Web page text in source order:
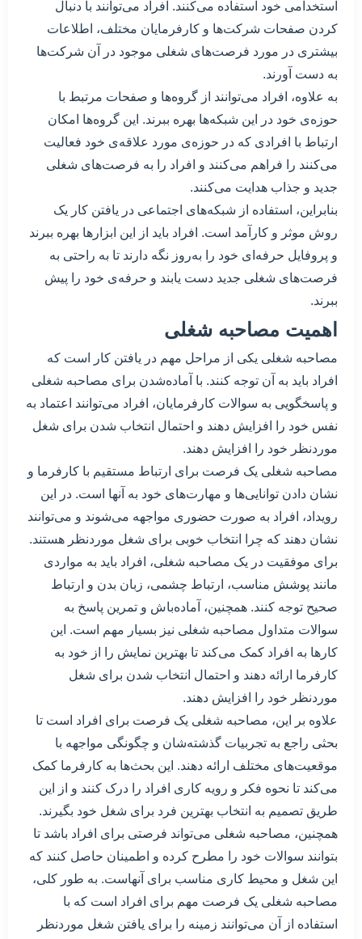
استخدامی خود استفاده می‌کنند. افراد می‌توانند با دنبال
کردن صفحات شرکت‌ها و کارفرمایان مختلف، اطلاعات
بیشتری در مورد فرصت‌های شغلی موجود در آن شرکت‌ها
به دست آورند.
به علاوه، افراد می‌توانند از گروه‌ها و صفحات مرتبط با
حوزه‌ی خود در این شبکه‌ها بهره ببرند. این گروه‌ها امکان
ارتباط با افرادی که در حوزه‌ی مورد علاقه‌ی خود فعالیت
می‌کنند را فراهم می‌کنند و افراد را به فرصت‌های شغلی
جدید و جذاب هدایت می‌کنند.
بنابراین، استفاده از شبکه‌های اجتماعی در یافتن کار یک
روش موثر و کارآمد است. افراد باید از این ابزارها بهره ببرند
و پروفایل حرفه‌ای خود را به‌روز نگه دارند تا به راحتی به
فرصت‌های شغلی جدید دست یابند و حرفه‌ی خود را پیش
ببرند.
اهمیت مصاحبه شغلی
مصاحبه شغلی یکی از مراحل مهم در یافتن کار است که
افراد باید به آن توجه کنند. با آماده‌شدن برای مصاحبه شغلی
و پاسخگویی به سوالات کارفرمایان، افراد می‌توانند اعتماد به
نفس خود را افزایش دهند و احتمال انتخاب شدن برای شغل
موردنظر خود را افزایش دهند.
مصاحبه شغلی یک فرصت برای ارتباط مستقیم با کارفرما و
نشان دادن توانایی‌ها و مهارت‌های خود به آنها است. در این
رویداد، افراد به صورت حضوری مواجهه می‌شوند و می‌توانند
نشان دهند که چرا انتخاب خوبی برای شغل موردنظر هستند.
برای موفقیت در یک مصاحبه شغلی، افراد باید به مواردی
مانند پوشش مناسب، ارتباط چشمی، زبان بدن و ارتباط
صحیح توجه کنند. همچنین، آماده‌باش و تمرین پاسخ به
سوالات متداول مصاحبه شغلی نیز بسیار مهم است. این
کارها به افراد کمک می‌کند تا بهترین نمایش را از خود به
کارفرما ارائه دهند و احتمال انتخاب شدن برای شغل
موردنظر خود را افزایش دهند.
علاوه بر این، مصاحبه شغلی یک فرصت برای افراد است تا
بحثی راجع به تجربیات گذشته‌شان و چگونگی مواجهه با
موقعیت‌های مختلف ارائه دهند. این بحث‌ها به کارفرما کمک
می‌کند تا نحوه فکر و رویه کاری افراد را درک کنند و از این
طریق تصمیم به انتخاب بهترین فرد برای شغل خود بگیرند.
همچنین، مصاحبه شغلی می‌تواند فرصتی برای افراد باشد تا
بتوانند سوالات خود را مطرح کرده و اطمینان حاصل کنند که
این شغل و محیط کاری مناسب برای آنهاست. به طور کلی،
مصاحبه شغلی یک فرصت مهم برای افراد است که با
استفاده از آن می‌توانند زمینه را برای یافتن شغل موردنظر